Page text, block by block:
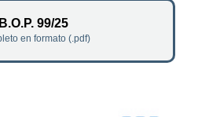
B.O.P. 99/25
en formato (.pdf)